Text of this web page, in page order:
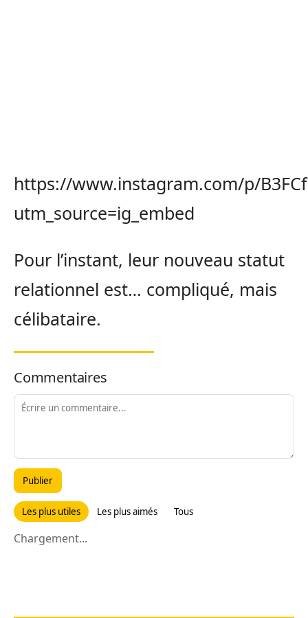
https://www.instagram.com/p/
utm_source=ig_embed
Pour l’instant, leur nouveau statut
relationnel est… compliqué, mais
célibataire.
Commentaires
Publier
Les plus utiles Les plus aimés Tous
Chargement...